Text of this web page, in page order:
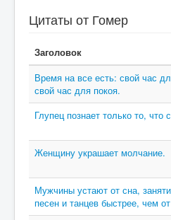
Цитаты от Гомер
Заголовок
Время на все есть: свой час
свой час для покоя.
Глупец познает только то, что
Женщину украшает молчание.
Мужчины устают от сна,
песен и танцев быстрее, чем